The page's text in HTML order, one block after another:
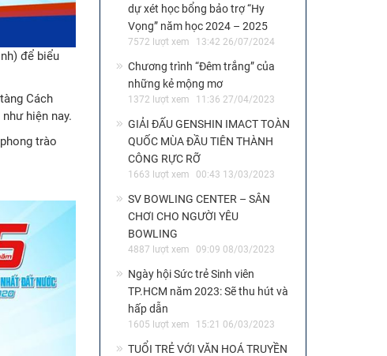
để biểu
Cách
hiện nay.
trào
dự xét học bổng bảo trợ “Hy
Vọng” năm học 2024 – 2025
7572 lượt xem 13:42 26/07/2024
Chương trình “Đêm trắng” của
những kẻ mộng mơ
1372 lượt xem 11:36 27/04/2023
GIẢI ĐẤU GENSHIN IMACT TOÀN
QUỐC MÙA ĐẦU TIÊN THÀNH
CÔNG RỰC RỠ
1663 lượt xem 00:43 13/03/2023
SV BOWLING CENTER – SÂN
CHƠI CHO NGƯỜI YÊU
BOWLING
4887 lượt xem 09:09 08/03/2023
Ngày hội Sức trẻ Sinh viên
TP.HCM năm 2023: Sẽ thu hút và
hấp dẫn
1605 lượt xem 15:21 06/03/2023
TUỔI TRẺ VỚI VĂN HOÁ TRUYỀN